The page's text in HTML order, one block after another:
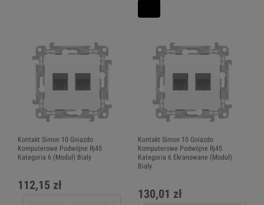
Kontakt Simon 10 Gniazdo
Komputerowe Podwójne Rj45
Kategoria 6 (Moduł) Biały
112,15 zł
Kontakt Simon 10 Gniazdo
Komputerowe Podwójne Rj45
Kategoria 6 Ekranowane (Moduł)
Biały
130,01 zł